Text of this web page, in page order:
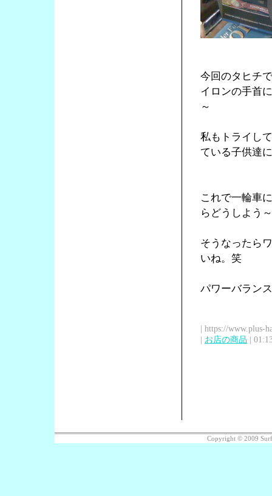
今回のタヒチ
イロンの手首
～
私もトライし
ている子供達
これで一輪車
らどうしよう～
そうなったら
いね。笑
パワーバラン
| https://www.plus-
| お店の商品 |
Copyright © 2009